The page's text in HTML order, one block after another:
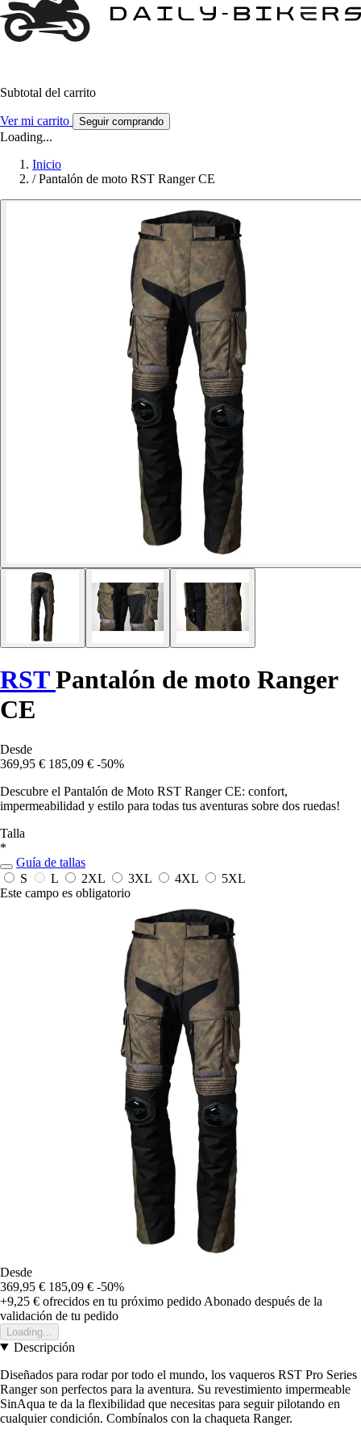
Subtotal del carrito
Ver mi carrito Seguir comprando
Loading...
Inicio
/ Pantalón de moto RST Ranger CE
RSTPantalón de moto Ranger
CE
Desde
369,95 € 185,09 € -50%
Descubre el Pantalón de Moto RST Ranger CE: confort,
impermeabilidad y estilo para todas tus aventuras sobre dos ruedas!
Talla
*
Guía de tallas
S
L 2XL 3XL 4XL
5XL
Este campo es obligatorio
Desde
369,95 € 185,09 € -50%
+9,25 € ofrecidos en tu próximo pedido Abonado después de la
validación de tu pedido
Loading...
Descripción
Diseñados para rodar por todo el mundo, los vaqueros RST Pro Series
Ranger son perfectos para la aventura. Su revestimiento impermeable
SinAqua te da la flexibilidad que necesitas para seguir pilotando en
cualquier condición. Combínalos con la chaqueta Ranger.